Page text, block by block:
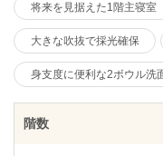
将来を見据えた1階主寝室
大きな吹抜で採光確保
身支度に便利な2ボウル洗
階数